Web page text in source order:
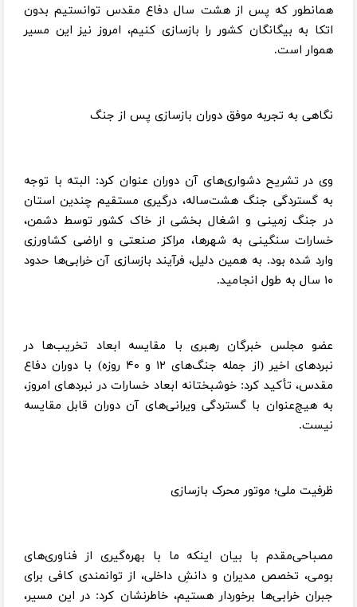
همانطور که پس از هشت سال دفاع مقدس توانستیم بدون
اتکا به بیگانگان کشور را بازسازی کنیم، امروز نیز این مسیر
هموار است.
نگاهی به تجربه موفق دوران بازسازی پس از جنگ
وی در تشریح دشواری‌های آن دوران عنوان کرد: البته با توجه
به گستردگی جنگ هشت‌ساله، درگیری مستقیم چندین استان
در جنگ زمینی و اشغال بخشی از خاک کشور توسط دشمن،
خسارات سنگینی به شهرها، مراکز صنعتی و اراضی کشاورزی
وارد شده بود. به همین دلیل، فرآیند بازسازی آن خرابی‌ها حدود
۱۰ سال به طول انجامید.
عضو مجلس خبرگان رهبری با مقایسه ابعاد تخریب‌ها در
نبردهای اخیر (از جمله جنگ‌های ۱۲ و ۴۰ روزه) با دوران دفاع
مقدس، تأکید کرد: خوشبختانه ابعاد خسارات در نبردهای امروز،
به هیچ‌عنوان با گستردگی ویرانی‌های آن دوران قابل مقایسه
نیست.
ظرفیت ملی؛ موتور محرک بازسازی
مصباحی‌مقدم با بیان اینکه ما با بهره‌گیری از فناوری‌های
بومی، تخصص مدیران و دانشِ داخلی، از توانمندی کافی برای
جبران خرابی‌ها برخوردار هستیم، خاطرنشان کرد: در این مسیر،